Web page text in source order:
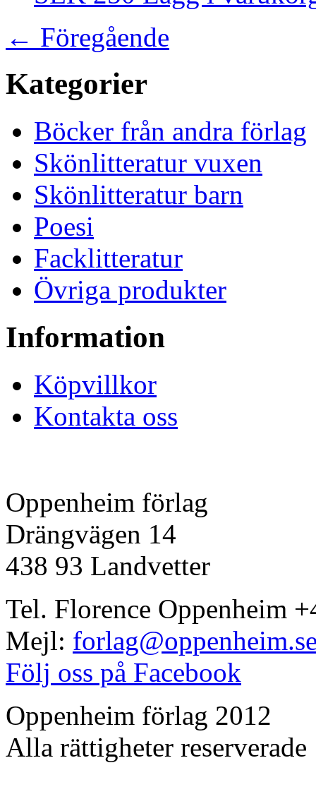
← Föregående
Kategorier
Böcker från andra förlag
Skönlitteratur vuxen
Skönlitteratur barn
Poesi
Facklitteratur
Övriga produkter
Information
Köpvillkor
Kontakta oss
Oppenheim förlag
Drängvägen 14
438 93 Landvetter
Tel. Florence Oppenheim
Mejl:
Följ oss på Facebook
Oppenheim förlag 2012
Alla rättigheter reserverade